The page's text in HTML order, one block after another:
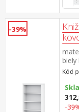
-39%
biely
Kód
-